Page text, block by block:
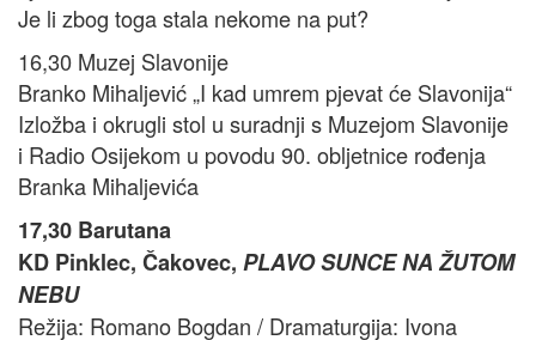
Je li zbog toga stala nekome na put?
16,30 Muzej Slavonije
Branko Mihaljević „I kad umrem pjevat će Slavonija“
Izložba i okrugli stol u suradnji s Muzejom Slavonije
i Radio Osijekom u povodu 90. obljetnice rođenja
Branka Mihaljevića
17,30 Barutana
KD Pinklec, Čakovec, PLAVO SUNCE NA ŽUTOM
NEBU
Režija: Romano Bogdan / Dramaturgija: Ivona